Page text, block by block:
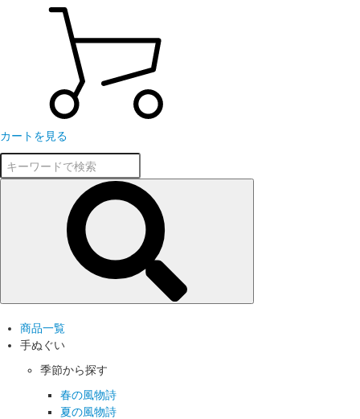
カートを見る
商品一覧
手ぬぐい
季節から探す
春の風物詩
夏の風物詩